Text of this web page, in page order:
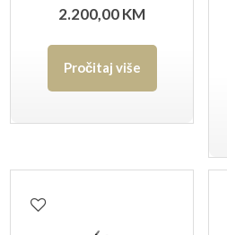
2.200,00KM
Pročitaj više